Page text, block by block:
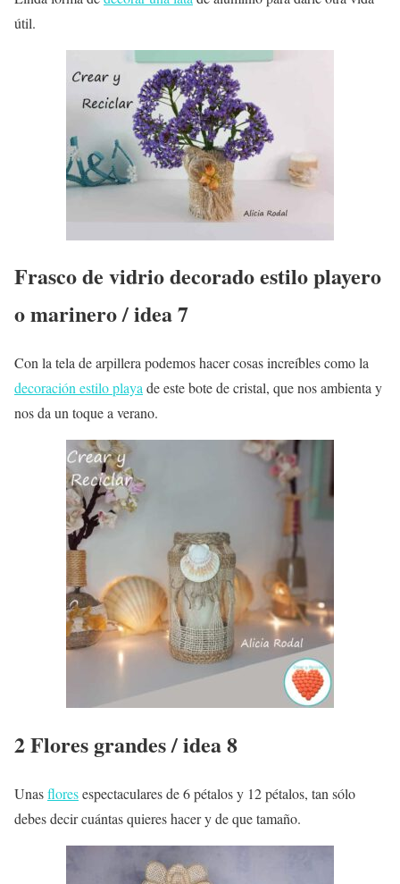
útil.
Frasco de vidrio decorado estilo playero
o marinero / idea 7
Con la tela de arpillera podemos hacer cosas increíbles como la
decoración estilo playade este bote de cristal, que nos ambienta y
nos da un toque a verano.
2 Flores grandes / idea 8
Unasfloresespectaculares de 6 pétalos y 12 pétalos, tan sólo
debes decir cuántas quieres hacer y de que tamaño.